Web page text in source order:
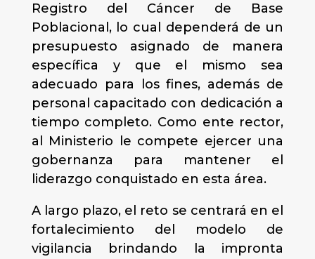
Registro del Cáncer de Base
Poblacional, lo cual dependerá de un
presupuesto asignado de manera
específica y que el mismo sea
adecuado para los fines, además de
personal capacitado con dedicación a
tiempo completo. Como ente rector,
al Ministerio le compete ejercer una
gobernanza para mantener el
liderazgo conquistado en esta área.
A largo plazo, el reto se centrará en el
fortalecimiento del modelo de
vigilancia brindando la impronta